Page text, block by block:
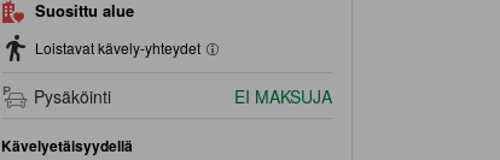
Suosittu alue
Loistavat kävely-yhteydet
Pysäköinti EI MAKSUJA
Kävelyetäisyydellä